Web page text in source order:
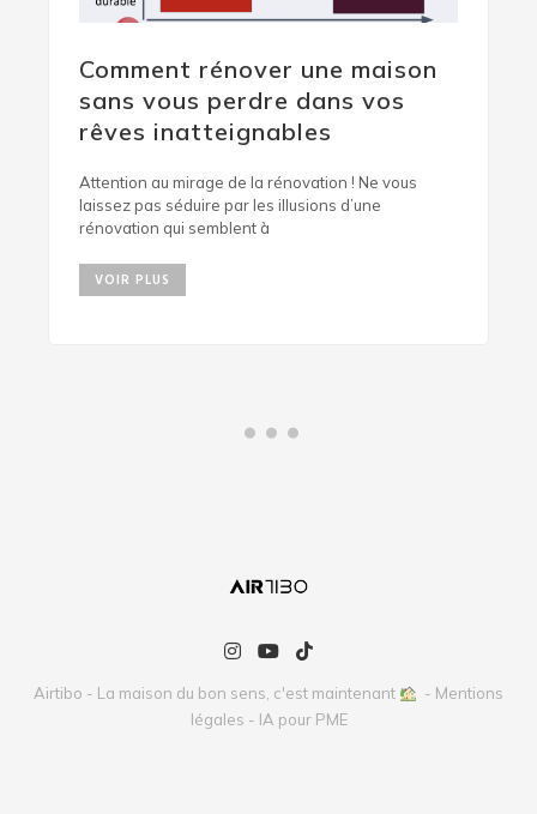
Comment rénover une maison
sans vous perdre dans vos
rêves inatteignables
Attention au mirage de la rénovation ! Ne vous
laissez pas séduire par les illusions d’une
rénovation qui semblent à
VOIR PLUS
Airtibo - La maison du bon sens, c'est maintenant - Mentions
légales - IA pour PME